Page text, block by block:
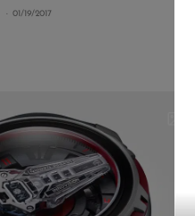
01/19/2017